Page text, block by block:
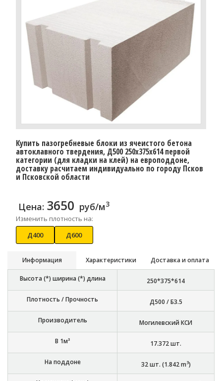
Купить пазогребневые блоки из ячеистого бетона
автоклавного твердения, Д500 250x375x614 первой
категории (для кладки на клей) на европоддоне,
доставку расчитаем индивидуально по городу Псков
и Псковской области
Цена: 3650 руб/м3
Изменить плотность на:
Д400
Д600
Информация Характеристики Доставка и оплата
Высота (*) ширина (*) длина 250*375*614
Плотность / Прочность Д500 / Б3.5
Производитель Могилевский КСИ
В 1м³ 17.372шт.
На поддоне 32шт. (1.842m3)